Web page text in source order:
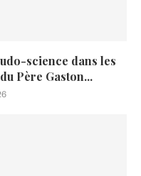
science dans les
Père Gaston...